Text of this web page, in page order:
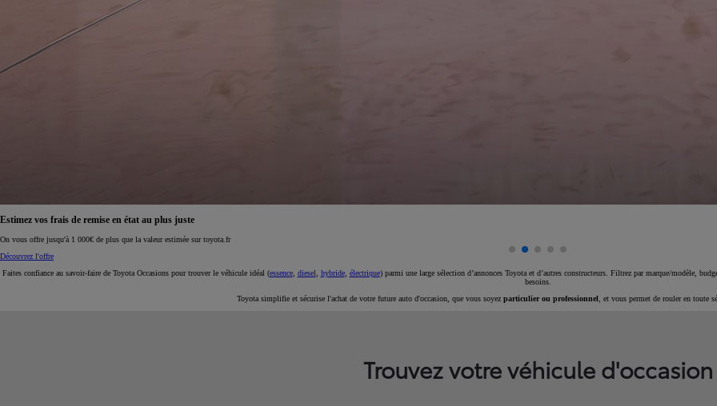
Disponible prochainement
Estimez vos frais de remise en état au plus juste
On vous offre jusqu'à 1 000€ de plus que la valeur estimée sur toyota.fr
Découvrez l'offre
Faites confiance au savoir-faire de Toyota Occasions pour trouver le véhicule idéal (essence, diesel hybride, électrique) parmi une large sélection d’annonces Toyota et d’autres constructeurs. Filtrez par marque/modèle,
besoins.
Toyota simplifie et sécurise l'achat de votre future auto d'occasion, que vous soyez particulier ou professionnel , et vous permet de rouler en toute
Trouvez votre véhicule d'occasion